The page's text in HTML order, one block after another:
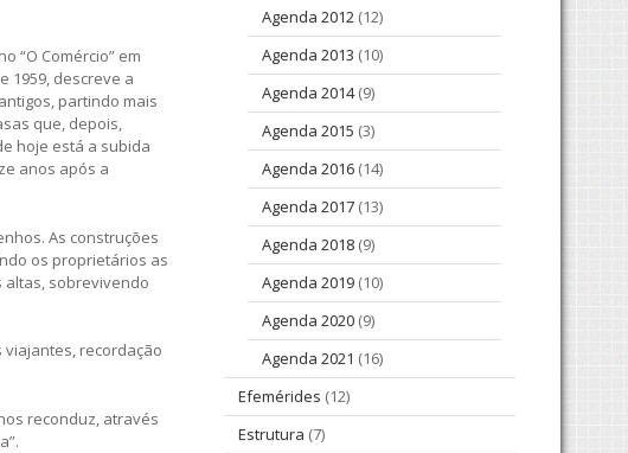
“O Comércio” em
1959, descreve a
partindo mais
que, depois,
hoje está a subida
anos após a
As construções
os proprietários as
altas, sobrevivendo
viajantes, recordação
reconduz, através
Agenda 2012 (12)
Agenda 2013 (10)
Agenda 2014(9)
Agenda 2015 (3)
Agenda 2016 (14)
Agenda 2017 (13)
Agenda 2018 (9)
Agenda 2019 (10)
Agenda 2020 (9)
Agenda 2021 (16)
Efemérides (12)
Estrutura (7)